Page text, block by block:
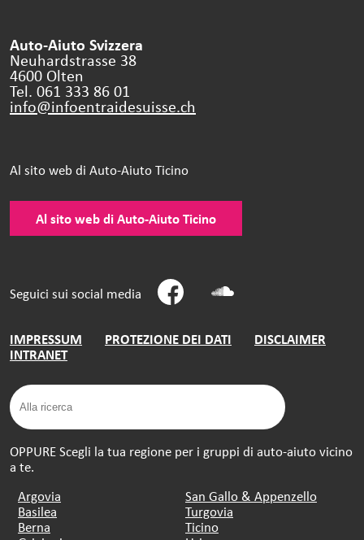
Auto-Aiuto Svizzera
Neuhardstrasse 38
4600 Olten
Tel. 061 333 86 01
info@infoentraidesuisse.ch
Al sito web di Auto-Aiuto Ticino
Al sito web di Auto-Aiuto Ticino
Seguici sui social media
IMPRESSUM PROTEZIONE DEI DATI
DISCLAIMER
INTRANET
OPPURE Scegli la tua regione per i gruppi di auto-aiuto vicino
a te.
Argovia
Basilea
Berna
San Gallo & Appenzello
Turgovia
Ticino